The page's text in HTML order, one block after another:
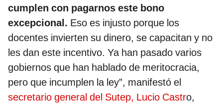
cumplen con pagarnos este bono
excepcional. Eso es injusto porque los
docentes invierten su dinero, se capacitan y no
les dan este incentivo. Ya han pasado varios
gobiernos que han hablado de meritocracia,
pero que incumplen la ley”, manifestó el
secretario general del Sutep, Lucio Castro,